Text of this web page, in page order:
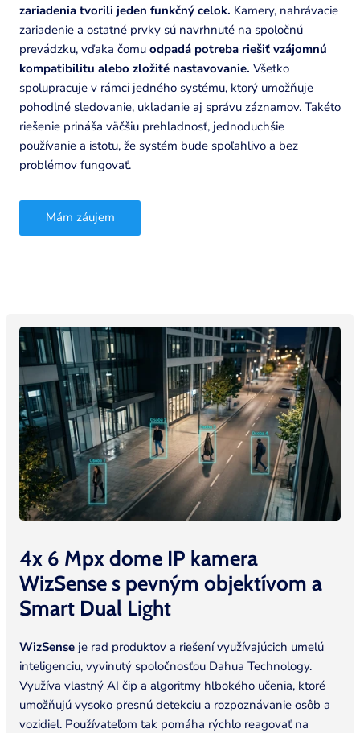
zariadenia tvorili jeden funkčný celok. Kamery, nahrávacie
zariadenie a ostatné prvky sú navrhnuté na spoločnú
prevádzku, vďaka čomu odpadá potreba riešiť vzájomnú
kompatibilitu alebo zložité nastavovanie. Všetko
spolupracuje v rámci jedného systému, ktorý umožňuje
pohodlné sledovanie, ukladanie aj správu záznamov. Takéto
riešenie prináša väčšiu prehľadnosť, jednoduchšie
používanie a istotu, že systém bude spoľahlivo a bez
problémov fungovať.
Mám záujem
4x 6 Mpx dome IP kamera
WizSense s pevným objektívom a
Smart Dual Light
WizSense je rad produktov a riešení využívajúcich umelú
inteligenciu, vyvinutý spoločnosťou Dahua Technology.
Využíva vlastný AI čip a algoritmy hlbokého učenia, ktoré
umožňujú vysoko presnú detekciu a rozpoznávanie osôb a
vozidiel. Používateľom tak pomáha rýchlo reagovať na